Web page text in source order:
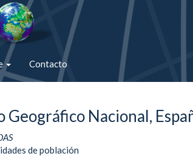
Contacto
Nacional,
de población